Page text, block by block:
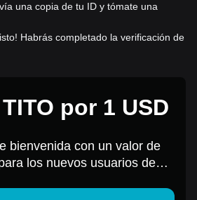
una copia de tu ID y tómate una
Habrás completado la verificación de
por 1 USD
bienvenida con un valor de
los nuevos usuarios de